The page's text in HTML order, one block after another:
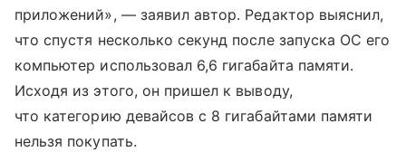
приложений», — заявил автор. Редактор выяснил,
что спустя несколько секунд после запуска ОС его
компьютер использовал 6,6 гигабайта памяти.
Исходя из этого, он пришел к выводу,
что категорию девайсов с 8 гигабайтами памяти
нельзя покупать.